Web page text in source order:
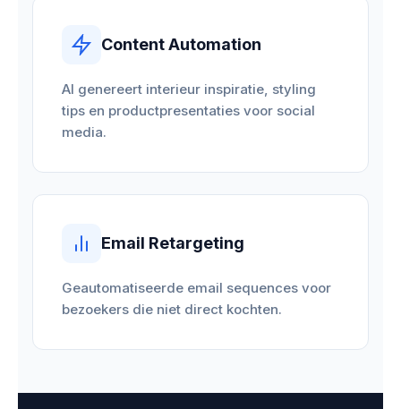
Content Automation
AI genereert interieur inspiratie, styling
tips en productpresentaties voor social
media.
Email Retargeting
Geautomatiseerde email sequences voor
bezoekers die niet direct kochten.